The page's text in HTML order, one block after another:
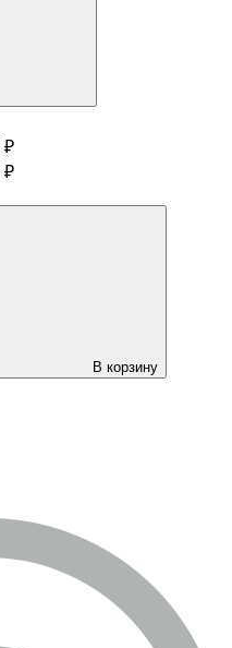
₽
₽
В корзину